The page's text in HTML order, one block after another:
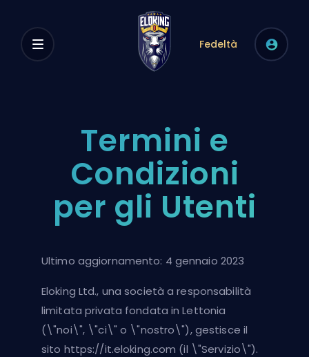
Fedeltà
Termini e
Condizioni
per gli Utenti
Ultimo aggiornamento: 4 gennaio 2023
Eloking Ltd., una società a responsabilità
limitata privata fondata in Lettonia
(\"noi\", \"ci\" o \"nostro\"), gestisce il
sito https://it.eloking.com (il \"Servizio\").